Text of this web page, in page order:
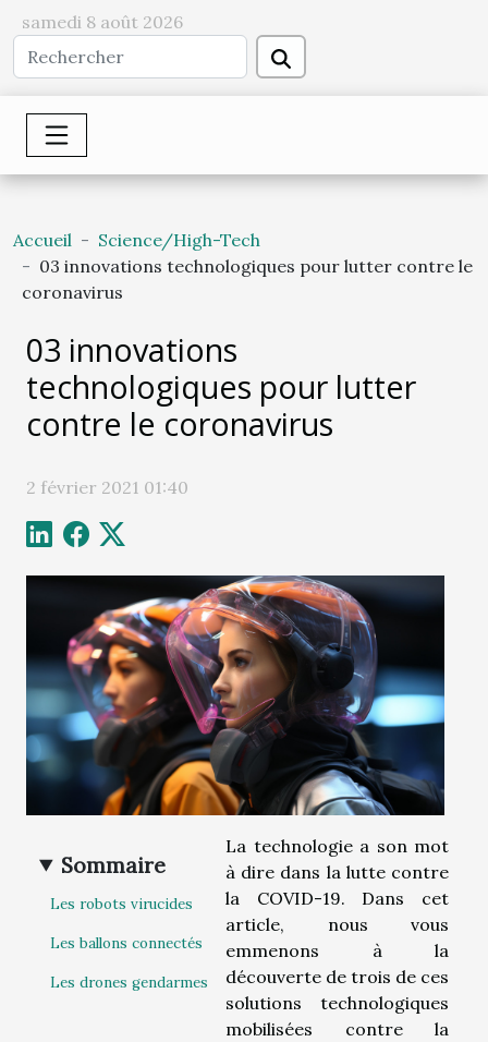
samedi 8 août 2026
Accueil
Science/High-Tech
03 innovations technologiques pour lutter contre le
coronavirus
03 innovations
technologiques pour lutter
contre le coronavirus
2 février 2021 01:40
Sommaire
Les robots virucides
Les ballons connectés
Les drones gendarmes
La technologie a son mot
à dire dans la lutte contre
la COVID-19. Dans cet
article, nous vous
emmenons à la
découverte de trois de ces
solutions technologiques
mobilisées contre la